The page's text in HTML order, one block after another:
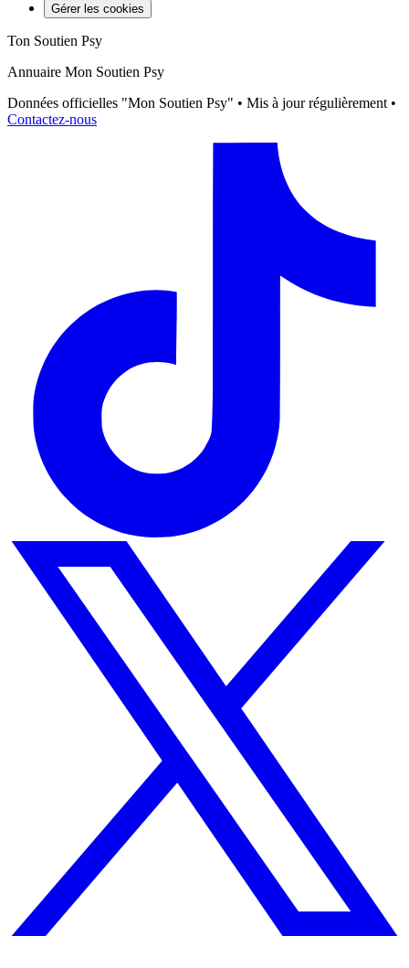
Gérer les cookies
Ton Soutien Psy
Annuaire Mon Soutien Psy
Données officielles "Mon Soutien Psy" • Mis à jour régulièrement •
Contactez-nous